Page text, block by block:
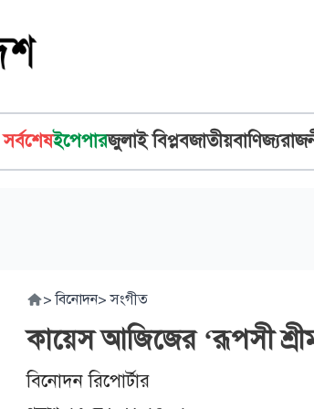
সর্বশেষইপেপারজুলাই বিপ্লবজাতীয়বাণিজ্য
> বিনোদন> সংগীত
কায়েস আজিজের ‘রূপসী
বিনোদন রিপোর্টার